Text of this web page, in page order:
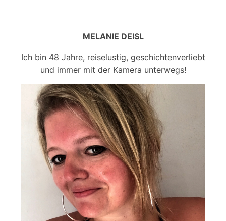
MELANIE DEISL
Ich bin 48 Jahre, reiselustig, geschichtenverliebt
und immer mit der Kamera unterwegs!